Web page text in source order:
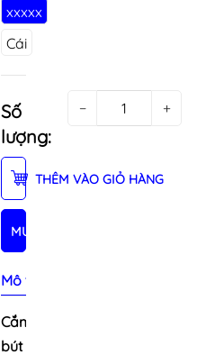
xxxxx
Cái
Số
lượng:
− +
THÊM VÀO GIỎ HÀNG
MUA NGAY
Mô tả sản phẩm
Cắm
bút